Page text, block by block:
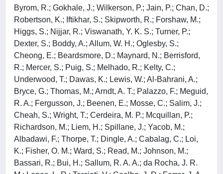
Byrom, R.; Gokhale, J.; Wilkerson, P.; Jain, P.; Chan, D.;
Robertson, K.; Iftikhar, S.; Skipworth, R.; Forshaw, M.;
Higgs, S.; Nijjar, R.; Viswanath, Y. K. S.; Turner, P.;
Dexter, S.; Boddy, A.; Allum, W. H.; Oglesby, S.;
Cheong, E.; Beardsmore, D.; Maynard, N.; Berrisford,
R.; Mercer, S.; Puig, S.; Melhado, R.; Kelty, C.;
Underwood, T.; Dawas, K.; Lewis, W.; Al-Bahrani, A.;
Bryce, G.; Thomas, M.; Arndt, A. T.; Palazzo, F.; Meguid,
R. A.; Fergusson, J.; Beenen, E.; Mosse, C.; Salim, J.;
Cheah, S.; Wright, T.; Cerdeira, M. P.; Mcquillan, P.;
Richardson, M.; Liem, H.; Spillane, J.; Yacob, M.;
Albadawi, F.; Thorpe, T.; Dingle, A.; Cabalag, C.; Loi,
K.; Fisher, O. M.; Ward, S.; Read, M.; Johnson, M.;
Bassari, R.; Bui, H.; Sallum, R. A. A.; da Rocha, J. R.